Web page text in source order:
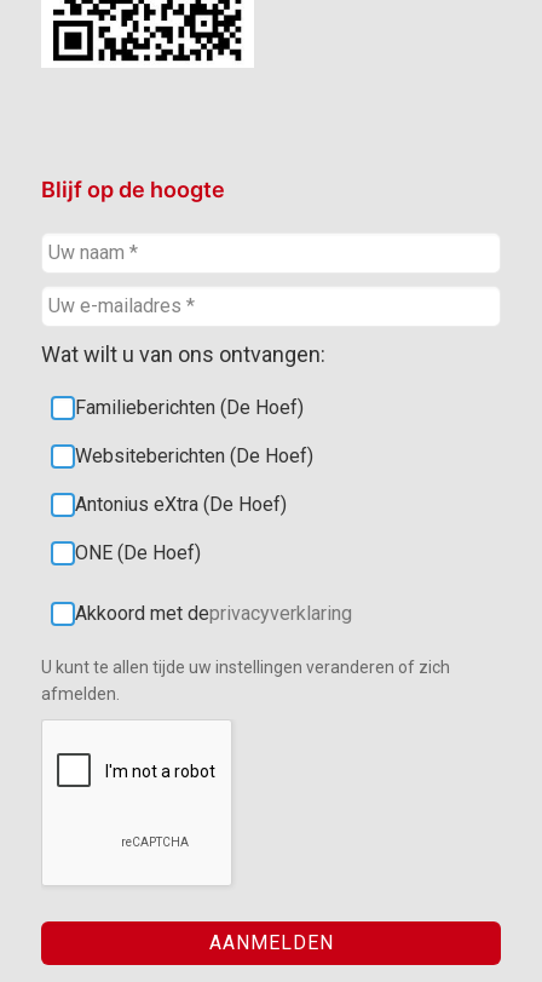
Blijf op de hoogte
Wat wilt u van ons ontvangen:
Familieberichten (De Hoef)
Websiteberichten (De Hoef)
Antonius eXtra (De Hoef)
ONE (De Hoef)
Akkoord met deprivacyverklaring
U kunt te allen tijde uw instellingen veranderen of zich
afmelden.